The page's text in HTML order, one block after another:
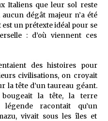
dans le désert (Un conte
D’où viennent les contes et à
Italiens que leur sol reste
dégât majeur n’a été
un prétexte idéal pour se
: d’où viennent ces
des histoires pour
civilisations, on croyait
la tête d’un taureau géant.
bougeait la tête, la terre
racontait qu’un
vivait sous les îles et